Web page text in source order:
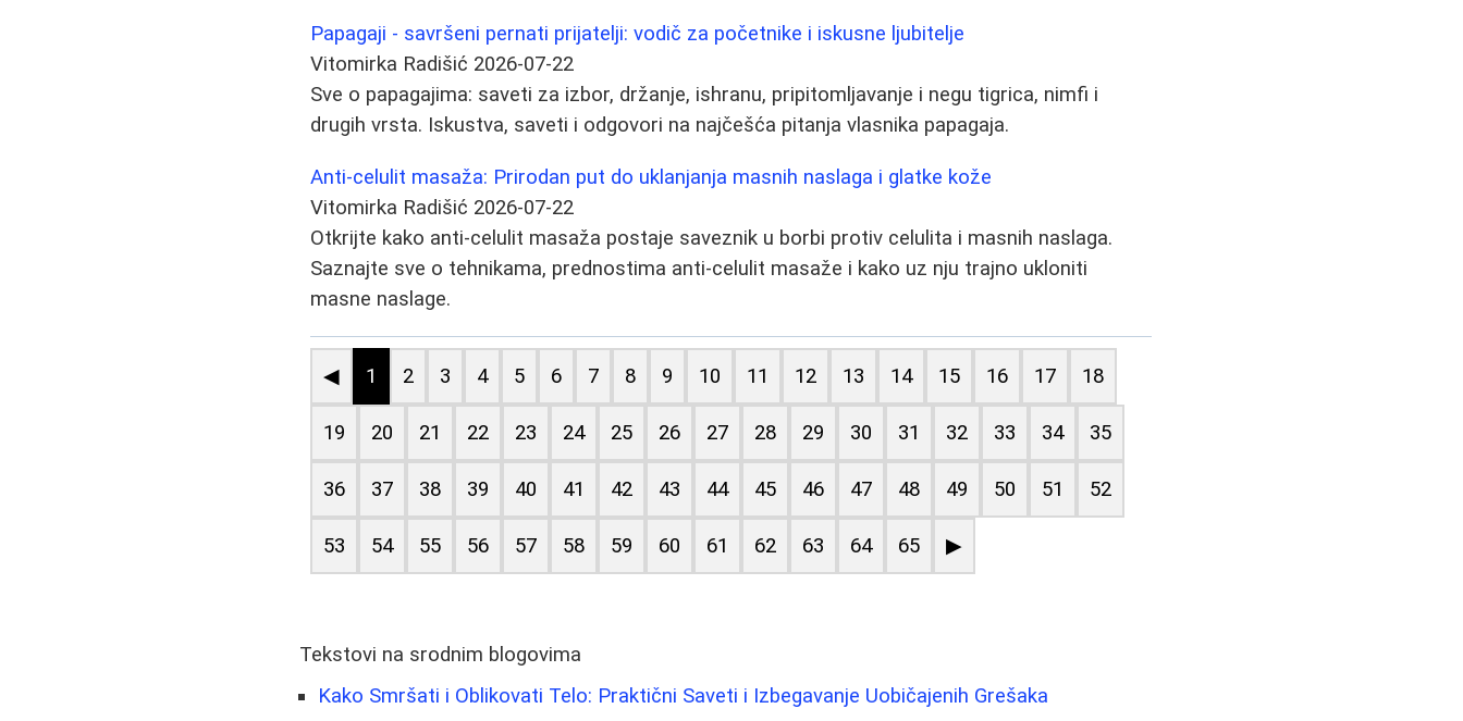
Papagaji - savršeni pernati prijatelji: vodič za početnike i iskusne ljubitelje
Vitomirka Radišić 2026-07-22
Sve o papagajima: saveti za izbor, držanje, ishranu, pripitomljavanje i negu tigrica, nimfi i
drugih vrsta. Iskustva, saveti i odgovori na najčešća pitanja vlasnika papagaja.
Anti-celulit masaža: Prirodan put do uklanjanja masnih naslaga i glatke kože
Vitomirka Radišić 2026-07-22
Otkrijte kako anti-celulit masaža postaje saveznik u borbi protiv celulita i masnih naslaga.
Saznajte sve o tehnikama, prednostima anti-celulit masaže i kako uz nju trajno ukloniti
masne naslage.
◀ 1 2 3 4 5 6 7 8 9 10 11 12 13 14 15 16 17 18
19 20 21 22 23 24 25 26 27 28 29 30 31 32 33 34 35
36 37 38 39 40 41 42 43 44 45 46 47 48 49 50 51 52
53 54 55 56 57 58 59 60 61 62 63 64 65 ▶
Tekstovi na srodnim blogovima
Kako Smršati i Oblikovati Telo: Praktični Saveti i Izbegavanje Uobičajenih Grešaka